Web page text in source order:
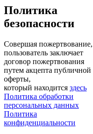
Политика
безопасности
Совершая пожертвование,
пользователь заключает
договор пожертвования
путем акцепта публичной
оферты,
который находится здесь
Политика обработки
персональных данных
Политика
конфиденциальности